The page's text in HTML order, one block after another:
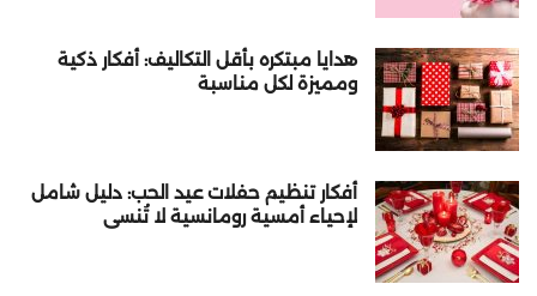
هدايا مبتكره بأقل التكاليف: أفكار ذكية
ومميزة لكل مناسبة
أفكار تنظيم حفلات عيد الحب: دليل شامل
لإحياء أمسية رومانسية لا تُنسى